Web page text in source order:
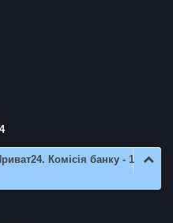
Комісія банку - 1